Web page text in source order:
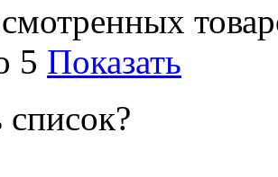
5 Показать
список?